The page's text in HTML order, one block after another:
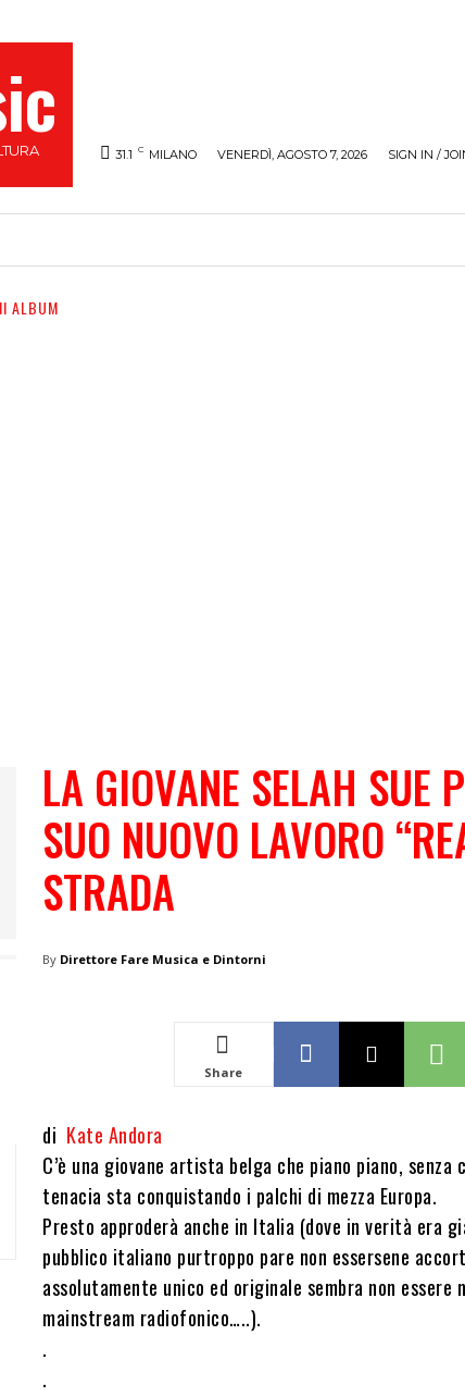
31.1 C MILANO VENERDÌ, AGOSTO 7, 2026 SIGN IN /
ALBUM
LA GIOVANE SELAH SUE
SUO NUOVO LAVORO
STRADA
By Direttore Fare Musica e Dintorni
Share
di Kate Andora
C’è una giovane artista belga che piano piano, senza
tenacia sta conquistando i palchi di mezza Europa.
Presto approderà anche in Italia (dove in verità era
pubblico italiano purtroppo pare non essersene
assolutamente unico ed originale sembra non
mainstream radiofonico…..).
.
.